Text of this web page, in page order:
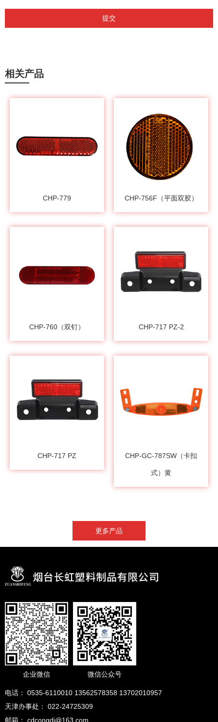
提交
相关产品
CHP-779 CHP-756F（平面双胶）
CHP-760（双钉） CHP-717 PZ-2
CHP-717 PZ CHP-GC-787SW（卡扣
式）黄
更多产品
企业微信 微信公众号
电话： 0535-6110010 13562578358 13702010957
天津办事处： 022-24725309
邮箱： cdcongdi@163.com